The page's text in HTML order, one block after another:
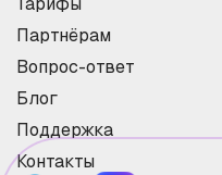
Партнёрам
Вопрос-ответ
Блог
Поддержка
Контакты